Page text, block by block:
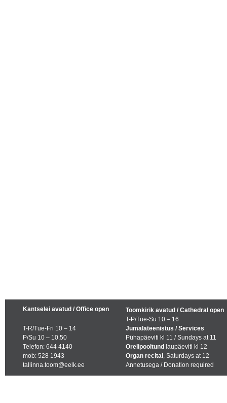
Kantselei avatud / Office open
T-R/Tue-Fri 10 – 14
P/Su 10 – 10.50
Telefon: 644 4140
mob: 528 1943
tallinna.toom@eelk.ee
Toomkirik avatud / Cathedral open
T-P/Tue-Su 10 – 16
Jumalateenistus / Services
Pühapäeviti kl 11 / Sundays at 11
Orelipooltund laupäeviti kl 12
Organ recital , Saturdays at 12
Annetusega / Donation required